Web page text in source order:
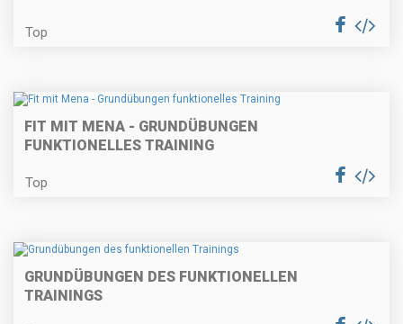
Top
FIT MIT MENA - GRUNDÜBUNGEN
FUNKTIONELLES TRAINING
Top
GRUNDÜBUNGEN DES FUNKTIONELLEN
TRAININGS